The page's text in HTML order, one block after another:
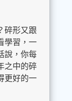
碎形又跟
學習，一
說，你每
之中的碎
更好的一